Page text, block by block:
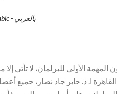
In Arabic - بالعربي
الأولى للبرلمان، لا تأتى إلا
ا. د. جابر جاد نصار، جميع